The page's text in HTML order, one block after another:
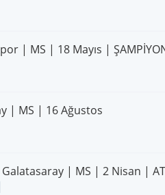
| MS | 18 Mayıs |
| MS | 16 Ağustos
Galatasaray | MS | 2 Nisan |